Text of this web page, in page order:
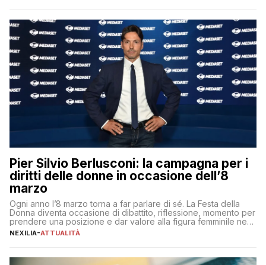
Pier Silvio Berlusconi: la campagna per i
diritti delle donne in occasione dell’8
marzo
Ogni anno l’8 marzo torna a far parlare di sé. La Festa della
Donna diventa occasione di dibattito, riflessione, momento per
prendere una posizione e dar valore alla figura femminile nella
sua complessità e crucialità. A lanciare un messaggio “forte e
NEXILIA-ATTUALITÀ